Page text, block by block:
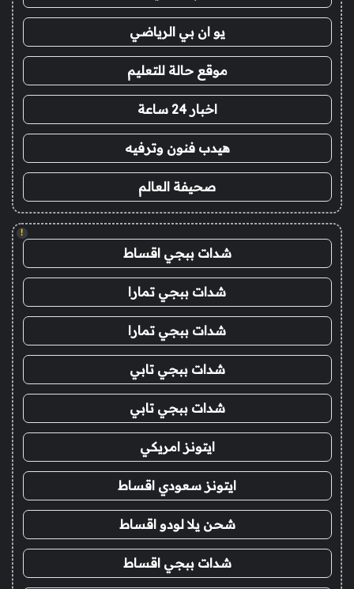
يو ان بي الرياضي
موقع حالة للتعليم
اخبار 24 ساعة
هيدب فنون وترفيه
صحيفة العالم
!
شدات ببجي اقساط
شدات ببجي تمارا
شدات ببجي تمارا
شدات ببجي تابي
شدات ببجي تابي
ايتونز امريكي
ايتونز سعودي اقساط
شحن يلا لودو اقساط
شدات ببجي اقساط